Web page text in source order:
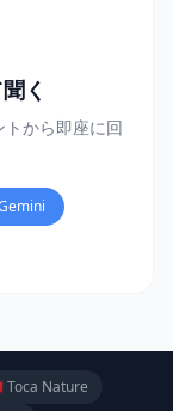
く
から即座に回
Toca Nature